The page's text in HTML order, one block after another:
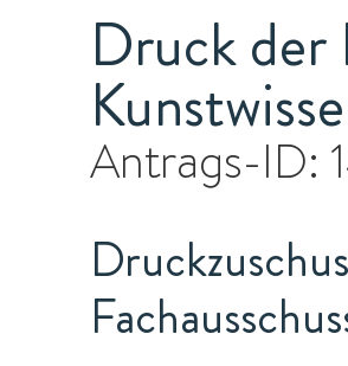
Druck
Antrags-ID: